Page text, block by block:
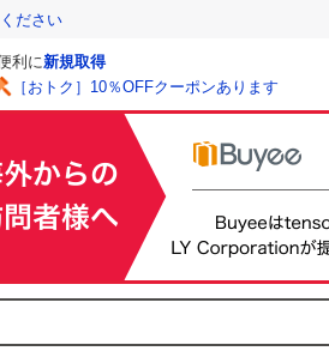
ださい
利に新規取得
［おトク］10％OFFクーポンあります